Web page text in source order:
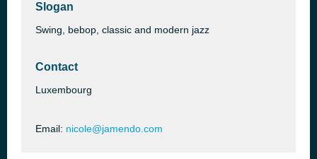
Slogan
Swing, bebop, classic and modern jazz
Contact
Luxembourg
Email: nicole@jamendo.com